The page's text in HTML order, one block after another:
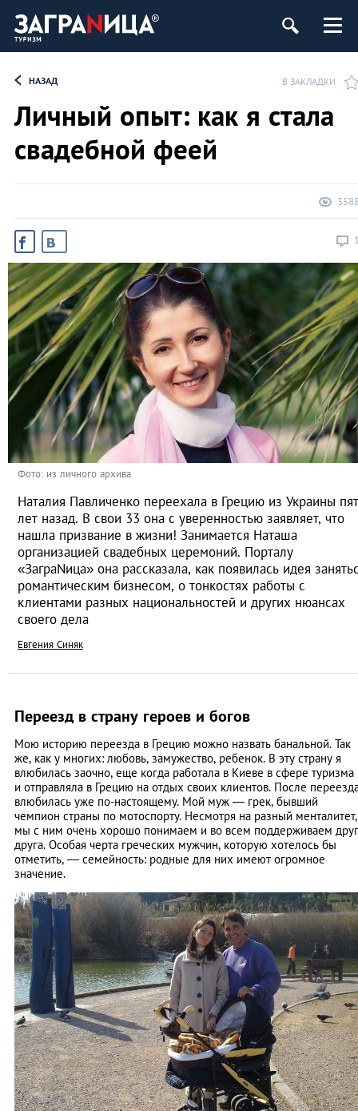
НАЗАД В ЗАКЛАДКИ
Личный опыт: как я стала
свадебной феей
Фото: из личного архива
Наталия Павличенко переехала в Грецию из Украины
лет назад. В свои 33 она с уверенностью заявляет, что
нашла призвание в жизни! Занимается Наташа
организацией свадебных церемоний. Порталу
«ЗаграNица» она рассказала, как появилась идея
романтическим бизнесом, о тонкостях работы с
клиентами разных национальностей и других нюансах
своего дела
Евгения Синяк
Переезд в страну героев и богов
Мою историю переезда в Грецию можно назвать банальной. Так
же, как у многих: любовь, замужество, ребенок. В эту страну я
влюбилась заочно, еще когда работала в Киеве в сфере туризма
и отправляла в Грецию на отдых своих клиентов. После
влюбилась уже по-настоящему. Мой муж ― грек, бывший
чемпион страны по мотоспорту. Несмотря на разный менталитет,
мы с ним очень хорошо понимаем и во всем поддерживаем друг
друга. Особая черта греческих мужчин, которую хотелось бы
отметить, ― семейность: родные для них имеют огромное
значение.